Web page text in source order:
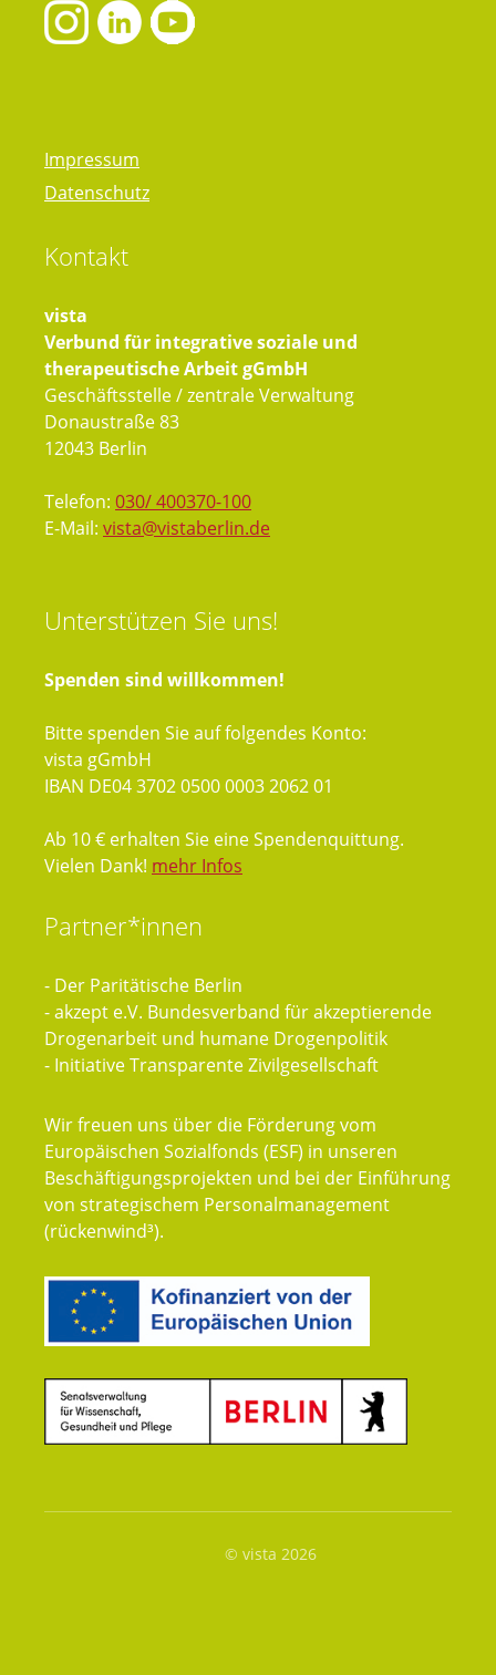
Impressum
Datenschutz
Kontakt
vista
Verbund für integrative soziale und
therapeutische Arbeit gGmbH
Geschäftsstelle / zentrale Verwaltung
Donaustraße 83
12043 Berlin
Telefon: 030/ 400370-100
E-Mail: vista@vistaberlin.de
Unterstützen Sie uns!
Spenden sind willkommen!
Bitte spenden Sie auf folgendes Konto:
vista gGmbH
IBAN DE04 3702 0500 0003 2062 01
Ab 10 € erhalten Sie eine Spendenquittung.
Vielen Dank! mehr Infos
Partner*innen
- Der Paritätische Berlin
- akzept e.V. Bundesverband für akzeptierende
Drogenarbeit und humane Drogenpolitik
- Initiative Transparente Zivilgesellschaft
Wir freuen uns über die Förderung vom
Europäischen Sozialfonds (ESF) in unseren
Beschäftigungsprojekten und bei der Einführung
von strategischem Personalmanagement
(rückenwind³).
© vista 2026